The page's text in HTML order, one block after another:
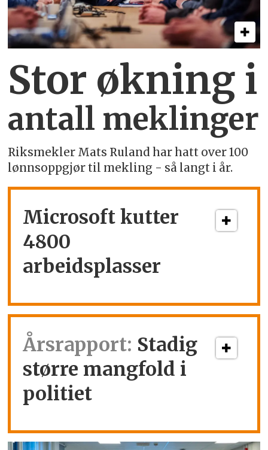
Stor økning i
antall meklinger
Riksmekler Mats Ruland har hatt over 100
lønnsoppgjør til mekling - så langt i år.
Microsoft kutter
4800
arbeidsplasser
Årsrapport: Stadig
større mangfold i
politiet